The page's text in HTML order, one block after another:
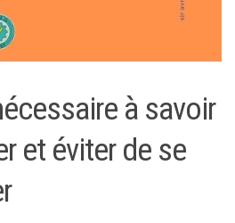
à savoir
et éviter de se